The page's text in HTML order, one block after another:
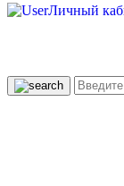
Личный